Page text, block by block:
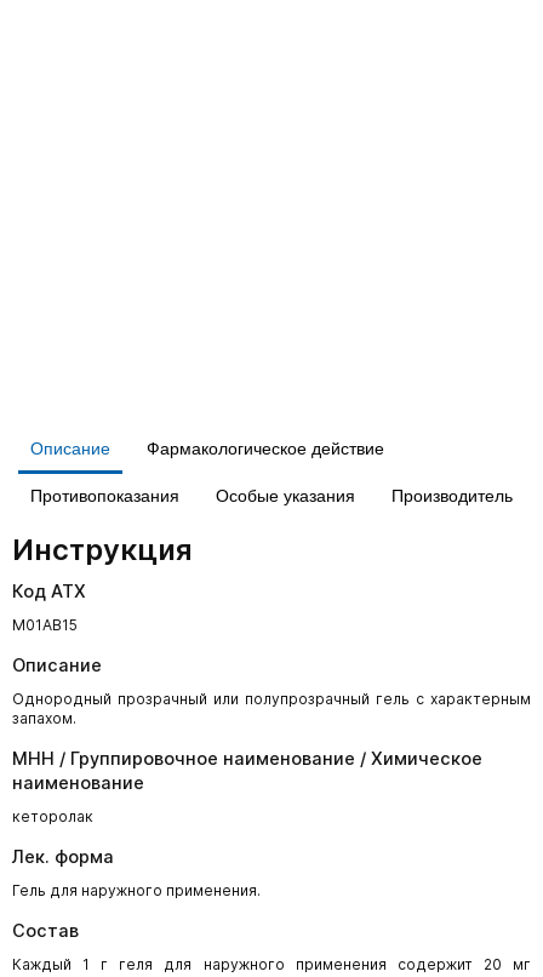
Описание Фармакологическое действие
Противопоказания Особые указания Производитель
Инструкция
Код АТХ
M01AB15
Описание
Однородный прозрачный или полупрозрачный гель с характерным
запахом.
МНН / Группировочное наименование / Химическое
наименование
кеторолак
Лек. форма
Гель для наружного применения.
Состав
Каждый 1 г геля для наружного применения содержит 20 мг